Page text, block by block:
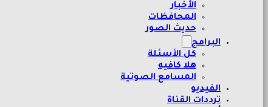
الأخبار
المحافظات
حديث الصور
البرامج
كل الأسئلة
هلا كافيه
المسامع الصوتية
الفيديو
ترددات القناة